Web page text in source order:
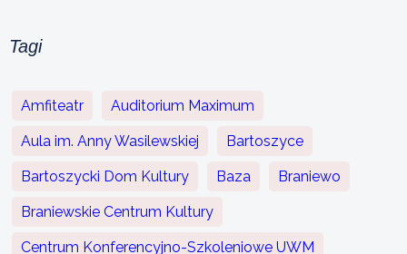
Tagi
Amfiteatr Auditorium Maximum
Aula im. Anny Wasilewskiej Bartoszyce
Bartoszycki Dom Kultury Baza Braniewo
Braniewskie Centrum Kultury
Centrum Konferencyjno-Szkoleniowe UWM